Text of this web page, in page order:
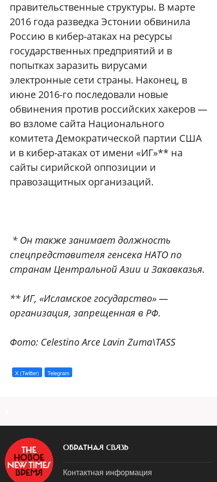
правительственные структуры. В марте
2016 года разведка Эстонии обвинила
Россию в кибер-атаках на ресурсы
государственных предприятий и в
попытках заразить вирусами
электронные сети страны. Наконец, в
июне 2016-го последовали новые
обвинения против российских хакеров —
во взломе сайта Национального
комитета Демократической партии США
и в кибер-атаках от имени «ИГ»** на
сайты сирийской оппозиции и
правозащитных организаций.
* Он также занимает должность
спецпредставителя генсека НАТО по
странам Центральной Азии и Закавказья.
** ИГ, «Исламское государство» —
организация, запрещенная в РФ.
Фото: Celestino Arce Lavin Zuma\TASS
X (Twitter) Telegram
ОБРАТНАЯ СВЯЗЬ
Контактная информация